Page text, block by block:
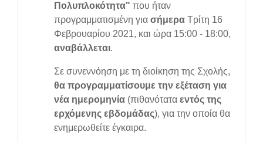
Πολυπλοκότητα" που ήταν
προγραμματισμένη για σήμερα Τρίτη 16
Φεβρουαρίου 2021, και ώρα 15:00 - 18:00,
αναβάλλεται.
Σε συνεννόηση με τη διοίκηση της Σχολής,
θα προγραμματίσουμε την εξέταση για
νέα ημερομηνία (πιθανότατα εντός της
ερχόμενης εβδομάδας), για την οποία θα
ενημερωθείτε έγκαιρα.